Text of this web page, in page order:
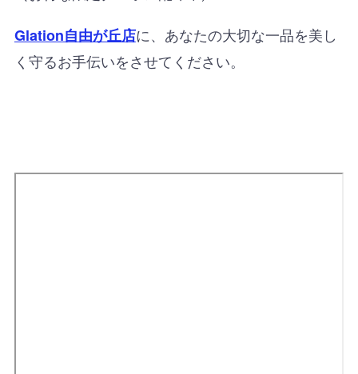
Glation自由が丘店に、あなたの大切な一品を美し
く守るお手伝いをさせてください。